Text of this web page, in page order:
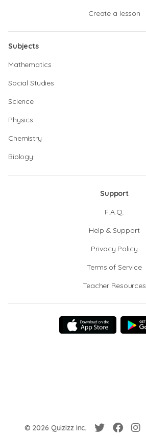
Create a lesson
Subjects
Mathematics
Social Studies
Science
Physics
Chemistry
Biology
Support
F.A.Q.
Help & Support
Privacy Policy
Terms of Service
Teacher Resources
© 2026 Quizizz Inc.